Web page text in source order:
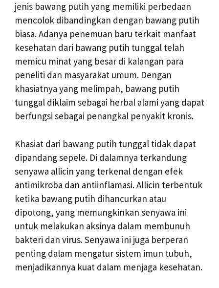
jenis bawang putih yang memiliki perbedaan
mencolok dibandingkan dengan bawang putih
biasa. Adanya penemuan baru terkait manfaat
kesehatan dari bawang putih tunggal telah
memicu minat yang besar di kalangan para
peneliti dan masyarakat umum. Dengan
khasiatnya yang melimpah, bawang putih
tunggal diklaim sebagai herbal alami yang dapat
berfungsi sebagai penangkal penyakit kronis.
Khasiat dari bawang putih tunggal tidak dapat
dipandang sepele. Di dalamnya terkandung
senyawa allicin yang terkenal dengan efek
antimikroba dan antiinflamasi. Allicin terbentuk
ketika bawang putih dihancurkan atau
dipotong, yang memungkinkan senyawa ini
untuk melakukan aksinya dalam membunuh
bakteri dan virus. Senyawa ini juga berperan
penting dalam mengatur sistem imun tubuh,
menjadikannya kuat dalam menjaga kesehatan.